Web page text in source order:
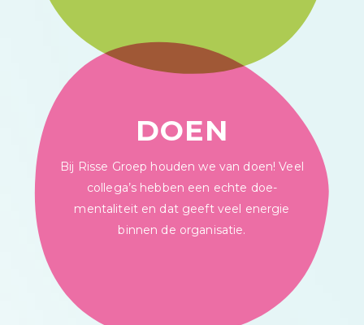
DOEN
Bij Risse Groep houden we van doen! Veel
collega’s hebben een echte doe-
mentaliteit en dat geeft veel energie
binnen de organisatie.